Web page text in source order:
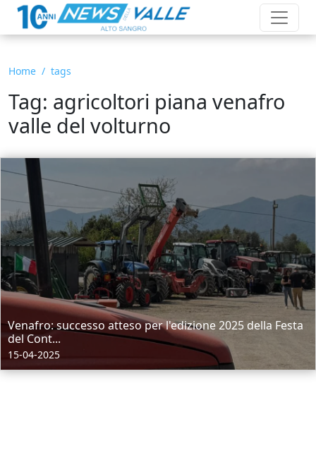
Home tags
Tag: agricoltori piana venafro
valle del volturno
Venafro: successo atteso per l'edizione 2025 della Festa
del Cont...
15-04-2025